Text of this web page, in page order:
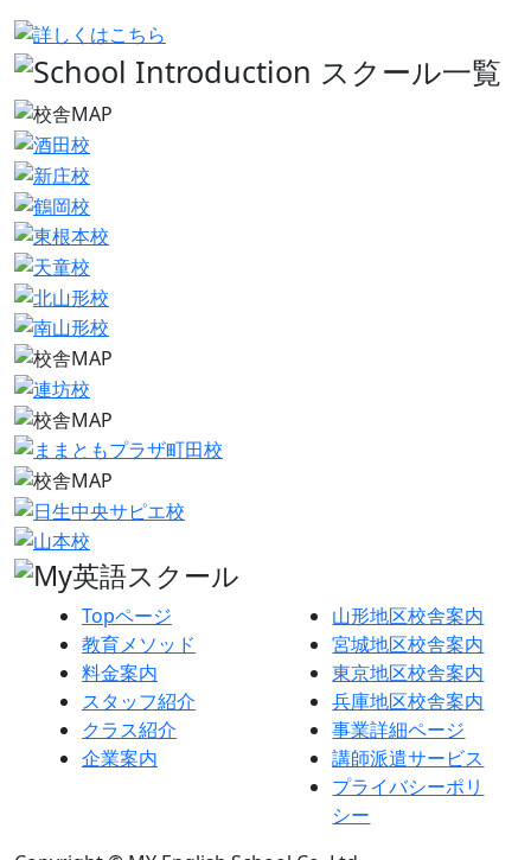
Topページ
教育メソッド
料金案内
スタッフ紹介
クラス紹介
企業案内
山形地区校舎案内
宮城地区校舎案内
東京地区校舎案内
兵庫地区校舎案内
事業詳細ページ
講師派遣サービス
プライバシーポリ
シー